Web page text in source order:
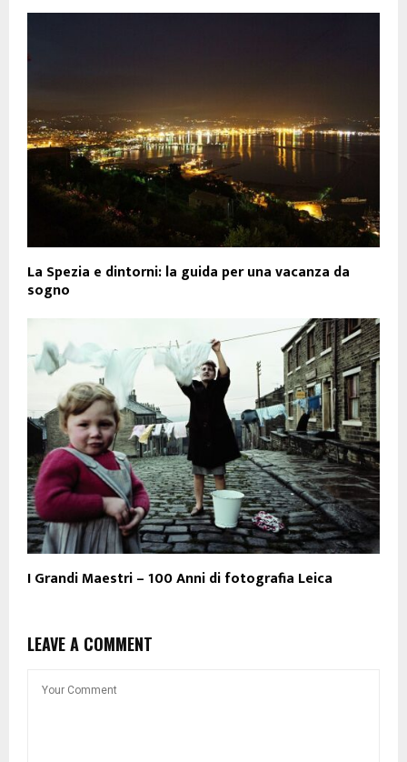
La Spezia e dintorni: la guida per una vacanza da
sogno
I Grandi Maestri – 100 Anni di fotografia Leica
LEAVE A COMMENT